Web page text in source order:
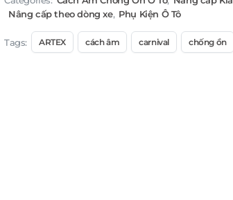
Nâng cấp theo dòng xe, Phụ Kiện Ô Tô
Tags: ARTEX cách âm carnival chống ồn